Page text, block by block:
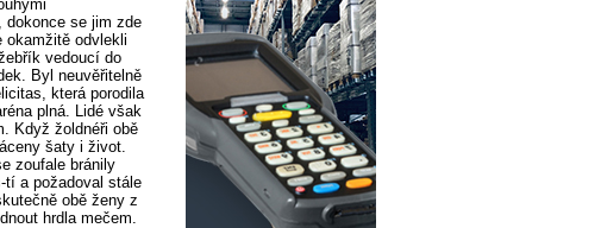
dokonce se jim zde
okamžitě odvlekli
vedoucí do
Byl neuvěřitelně
která porodila
plná. Lidé však
Když žoldnéři obě
šaty i život.
zoufale bránily
tí a požadoval stále
obě ženy z
hrdla mečem.